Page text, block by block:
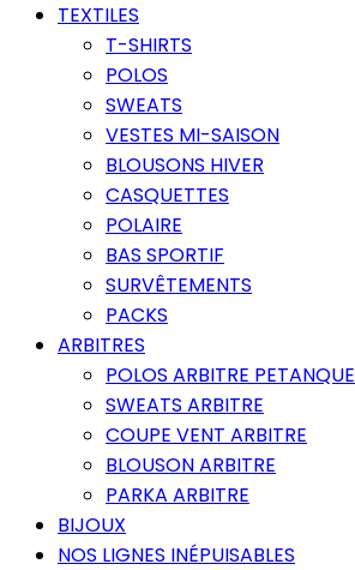
TEXTILES
T-SHIRTS
POLOS
SWEATS
VESTES MI-SAISON
BLOUSONS HIVER
CASQUETTES
POLAIRE
BAS SPORTIF
SURVÊTEMENTS
PACKS
ARBITRES
POLOS ARBITRE PETANQUE
SWEATS ARBITRE
COUPE VENT ARBITRE
BLOUSON ARBITRE
PARKA ARBITRE
BIJOUX
NOS LIGNES INÉPUISABLES